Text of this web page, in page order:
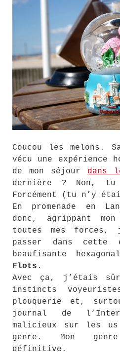
Coucou les melons.
vécu une expérience
de mon séjour dans
dernière ? Non, tu
Forcément (tu n’y
En promenade en
donc, agrippant
toutes mes
passer dans cette
beaufisante
Flots .
Avec ça, j’étais
instincts
plouquerie et,
journal de
malicieux sur les
genre. Mon
définitive.